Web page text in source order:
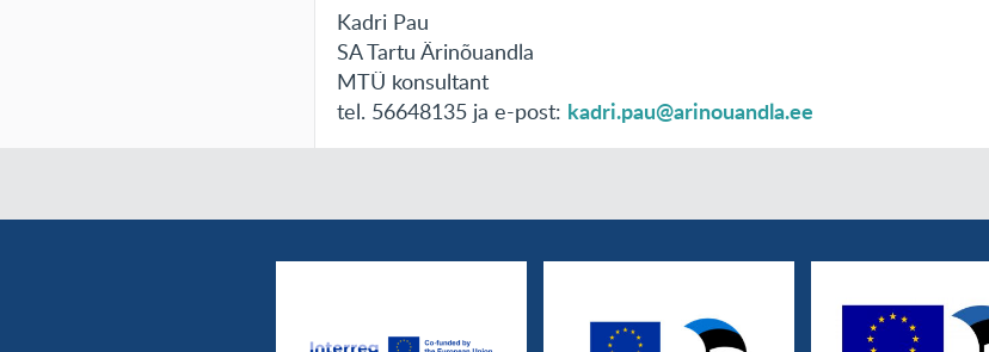
Kadri Pau
SA Tartu Ärinõuandla
MTÜ konsultant
tel. 56648135 ja e-post: kadri.pau@arinouandla.ee